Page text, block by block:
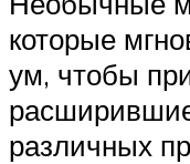
которые
ум, чтобы
различных